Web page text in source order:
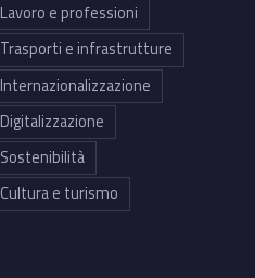
Lavoro e professioni
Trasporti e infrastrutture
Internazionalizzazione
Digitalizzazione
Sostenibilità
Cultura e turismo